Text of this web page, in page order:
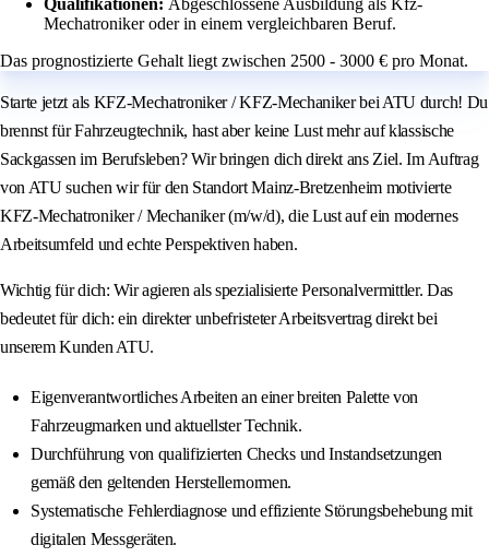
Qualifikationen: Abgeschlossene Ausbildung als Kfz-
Mechatroniker oder in einem vergleichbaren Beruf.
Das prognostizierte Gehalt liegt zwischen 2500 - 3000 € pro Monat.
Starte jetzt als KFZ-Mechatroniker / KFZ-Mechaniker bei ATU durch! Du
brennst für Fahrzeugtechnik, hast aber keine Lust mehr auf klassische
Sackgassen im Berufsleben? Wir bringen dich direkt ans Ziel. Im Auftrag
von ATU suchen wir für den Standort Mainz-Bretzenheim motivierte
KFZ-Mechatroniker / Mechaniker (m/w/d), die Lust auf ein modernes
Arbeitsumfeld und echte Perspektiven haben.
Wichtig für dich: Wir agieren als spezialisierte Personalvermittler. Das
bedeutet für dich: ein direkter unbefristeter Arbeitsvertrag direkt bei
unserem Kunden ATU.
Eigenverantwortliches Arbeiten an einer breiten Palette von
Fahrzeugmarken und aktuellster Technik.
Durchführung von qualifizierten Checks und Instandsetzungen
gemäß den geltenden Herstellernormen.
Systematische Fehlerdiagnose und effiziente Störungsbehebung mit
digitalen Messgeräten.